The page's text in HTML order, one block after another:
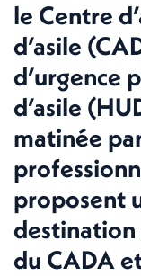
le Centre
d’asile
d’urgence
d’asile
matinée
proposent
destination
du CADA